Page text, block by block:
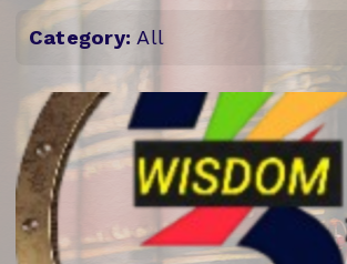
Category: All